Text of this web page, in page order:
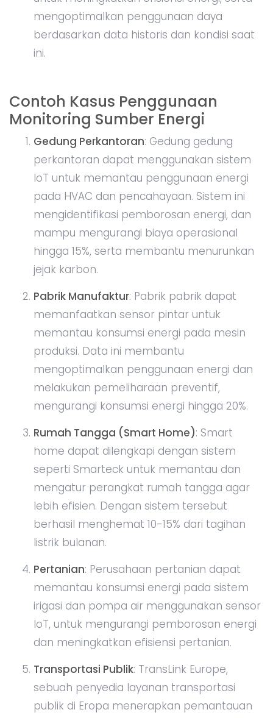
mengoptimalkan penggunaan daya
berdasarkan data historis dan kondisi saat
ini.
Contoh Kasus Penggunaan
Monitoring Sumber Energi
Gedung Perkantoran: Gedung gedung
perkantoran dapat menggunakan sistem
IoT untuk memantau penggunaan energi
pada HVAC dan pencahayaan. Sistem ini
mengidentifikasi pemborosan energi, dan
mampu mengurangi biaya operasional
hingga 15%, serta membantu menurunkan
jejak karbon.
Pabrik Manufaktur: Pabrik pabrik dapat
memanfaatkan sensor pintar untuk
memantau konsumsi energi pada mesin
produksi. Data ini membantu
mengoptimalkan penggunaan energi dan
melakukan pemeliharaan preventif,
mengurangi konsumsi energi hingga 20%.
Rumah Tangga (Smart Home): Smart
home dapat dilengkapi dengan sistem
seperti Smarteck untuk memantau dan
mengatur perangkat rumah tangga agar
lebih efisien. Dengan sistem tersebut
berhasil menghemat 10-15% dari tagihan
listrik bulanan.
Pertanian: Perusahaan pertanian dapat
memantau konsumsi energi pada sistem
irigasi dan pompa air menggunakan sensor
IoT, untuk mengurangi pemborosan energi
dan meningkatkan efisiensi pertanian.
Transportasi Publik: TransLink Europe,
sebuah penyedia layanan transportasi
publik di Eropa menerapkan pemantauan